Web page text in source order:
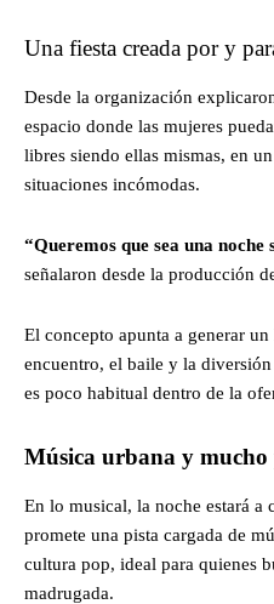
Una fiesta creada por y
Desde la organización
espacio donde las mujeres
libres siendo ellas mismas, en
situaciones incómodas.
“Queremos que sea una
señalaron desde la producción
El concepto apunta a generar
encuentro, el baile y la
es poco habitual dentro de la
Música urbana y mucho
En lo musical, la noche estará a
promete una pista cargada de
cultura pop, ideal para quienes
madrugada.